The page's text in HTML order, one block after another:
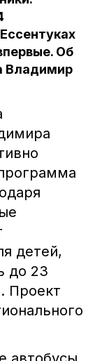
Об
Владимир
детей,
до 23
Проект